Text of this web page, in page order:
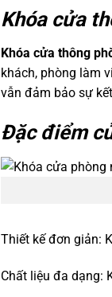
Khóa cửa
Khóa cửa thông
khách, phòng làm
vẫn đảm bảo sự
Đặc điểm
Thiết kế đơn giản:
Chất liệu đa dạng: